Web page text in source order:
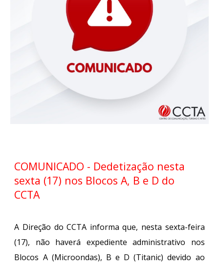
COMUNICADO - Dedetização nesta
sexta (17) nos Blocos A, B e D do
CCTA
A Direção do CCTA informa que, nesta sexta-feira
(17), não haverá expediente administrativo nos
Blocos A (Microondas), B e D (Titanic) devido ao